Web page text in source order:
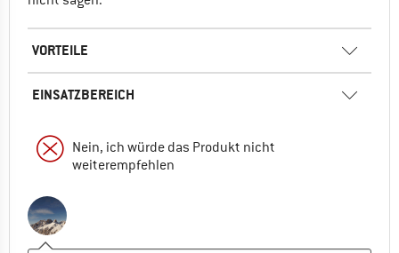
VORTEILE
EINSATZBEREICH
Nein, ich würde das Produkt nicht
weiterempfehlen